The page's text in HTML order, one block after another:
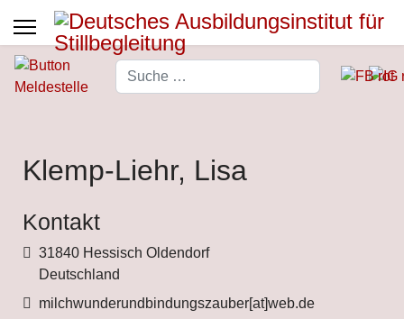
Suchen
Klemp-Liehr, Lisa
Kontakt
Adresse
31840 Hessisch Oldendorf
Deutschland
Fax
milchwunderundbindungszauber[at]web.de